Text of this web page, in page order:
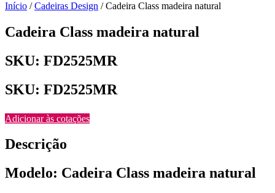
Início /Cadeiras Design / Cadeira Class madeira natural
Cadeira Class madeira natural
SKU: FD2525MR
SKU: FD2525MR
Adicionar às cotações
Descrição
Modelo: Cadeira Class madeira natural